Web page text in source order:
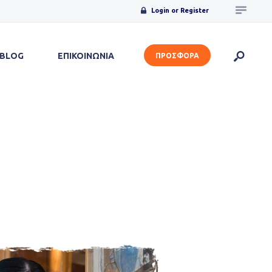
Login or Register
BLOG ΕΠΙΚΟΙΝΩΝΙΑ ΠΡΟΣΦΟΡΑ